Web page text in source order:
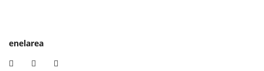
enelarea